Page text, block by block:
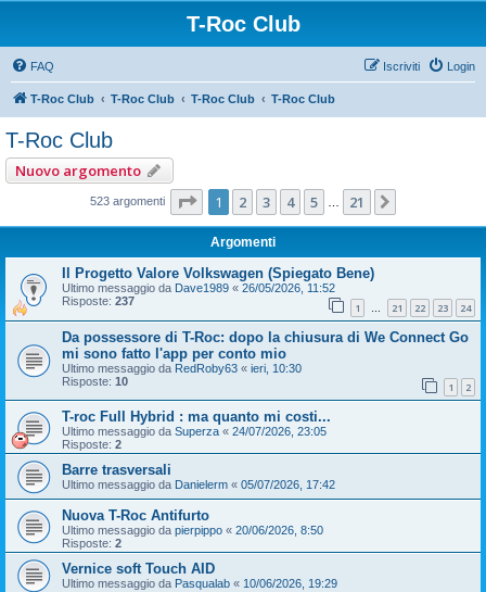
T-Roc Club
FAQ Login
Iscriviti
T-Roc Club T-Roc Club T-Roc Club T-Roc Club
T-Roc Club
Nuovo argomento
523 argomenti Pagina di 21
1 2 3 4 5 21
Argomenti
Il Progetto Valore Volkswagen (Spiegato Bene)
Ultimo messaggio da Dave1989 « 26/05/2026, 11:52
Risposte: 237 1 … 21 22 23 24
Da possessore di T-Roc: dopo la chiusura di We Connect Go
mi sono fatto l'app per conto mio
Ultimo messaggio da RedRoby63 « ieri, 10:30
Risposte: 10 1 2
T-roc Full Hybrid : ma quanto mi costi...
Ultimo messaggio da Superza « 24/07/2026, 23:05
Risposte: 2
Barre trasversali
Ultimo messaggio da Danielerm « 05/07/2026, 17:42
Nuova T-Roc Antifurto
Ultimo messaggio da pierpippo « 20/06/2026, 8:50
Risposte: 2
Vernice soft Touch AID
Ultimo messaggio da Pasqualab « 10/06/2026, 19:29